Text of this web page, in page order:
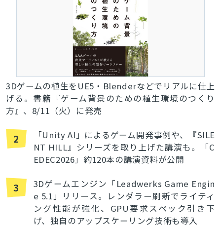
3Dゲームの植生をUE5・Blenderなどでリアルに仕上
げる。書籍『ゲーム背景のための植生環境のつくり
方』、8/11（火）に発売
2
「Unity AI」によるゲーム開発事例や、『SILE
NT HILL』シリーズを取り上げた講演も。「C
EDEC2026」約120本の講演資料が公開
3
3Dゲームエンジン「Leadwerks Game Engin
e 5.1」リリース。レンダラー刷新でライティ
ング性能が強化、GPU要求スペック引き下
げ、独自のアップスケーリング技術も導入